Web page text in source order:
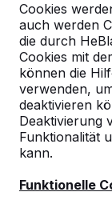
Cookies
auch werden
die durch
Cookies mit
können die
verwenden,
deaktivieren
Deaktivierung
Funktionalität
kann.
Funktionelle
Deutschland
Geen
locatie.